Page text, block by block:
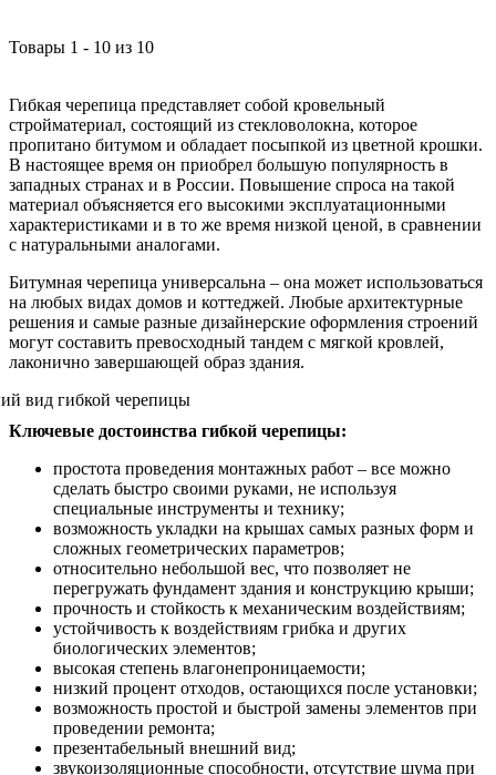
Товары 1 - 10 из 10
Гибкая черепица представляет собой кровельный
стройматериал, состоящий из стекловолокна, которое
пропитано битумом и обладает посыпкой из цветной крошки.
В настоящее время он приобрел большую популярность в
западных странах и в России. Повышение спроса на такой
материал объясняется его высокими эксплуатационными
характеристиками и в то же время низкой ценой, в сравнении
с натуральными аналогами.
Битумная черепица универсальна – она может использоваться
на любых видах домов и коттеджей. Любые архитектурные
решения и самые разные дизайнерские оформления строений
могут составить превосходный тандем с мягкой кровлей,
лаконично завершающей образ здания.
Ключевые достоинства гибкой черепицы:
простота проведения монтажных работ – все можно
сделать быстро своими руками, не используя
специальные инструменты и технику;
возможность укладки на крышах самых разных форм и
сложных геометрических параметров;
относительно небольшой вес, что позволяет не
перегружать фундамент здания и конструкцию крыши;
прочность и стойкость к механическим воздействиям;
устойчивость к воздействиям грибка и других
биологических элементов;
высокая степень влагонепроницаемости;
низкий процент отходов, остающихся после установки;
возможность простой и быстрой замены элементов при
проведении ремонта;
презентабельный внешний вид;
звукоизоляционные способности, отсутствие шума при